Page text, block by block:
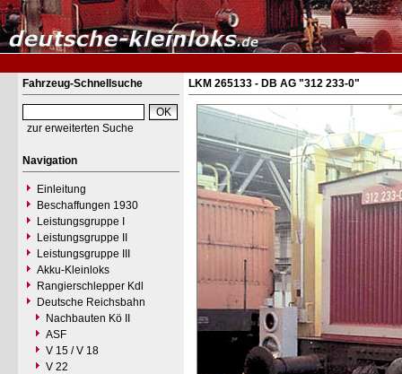
Fahrzeug-Schnellsuche
zur erweiterten Suche
Navigation
Einleitung
Beschaffungen 1930
Leistungsgruppe I
Leistungsgruppe II
Leistungsgruppe III
Akku-Kleinloks
Rangierschlepper Kdl
Deutsche Reichsbahn
Nachbauten Kö II
ASF
V 15 / V 18
V 22
LKM 265133 - DB AG "312 233-0"